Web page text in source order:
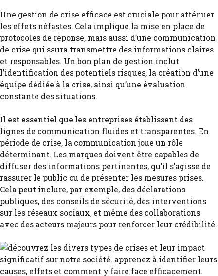
Une gestion de crise efficace est cruciale pour atténuer
les effets néfastes. Cela implique la mise en place de
protocoles de réponse, mais aussi d’une communication
de crise qui saura transmettre des informations claires
et responsables. Un bon plan de gestion inclut
l’identification des potentiels risques, la création d’une
équipe dédiée à la crise, ainsi qu’une évaluation
constante des situations.
Il est essentiel que les entreprises établissent des
lignes de communication fluides et transparentes. En
période de crise, la communication joue un rôle
déterminant. Les marques doivent être capables de
diffuser des informations pertinentes, qu’il s’agisse de
rassurer le public ou de présenter les mesures prises.
Cela peut inclure, par exemple, des déclarations
publiques, des conseils de sécurité, des interventions
sur les réseaux sociaux, et même des collaborations
avec des acteurs majeurs pour renforcer leur crédibilité.